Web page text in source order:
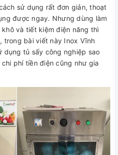
sử dụng rất đơn giản, thoạt
được ngay. Nhưng dùng làm
và tiết kiệm điện năng thì
trong bài viết này Inox Vĩnh
dụng tủ sấy công nghiệp sao
phí tiền điện cũng như gia